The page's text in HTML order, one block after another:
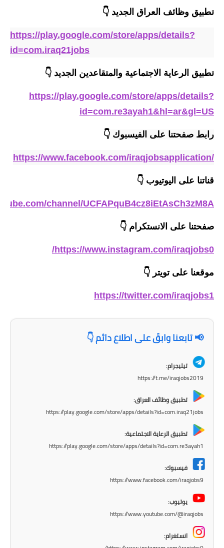
المرحلة المتوسطة
المرحلة الاعدادية
اسئلة وزارية
المرحلة الابتدائية
المرحلة الاعدادية
دروس
تطبيق وظائف العراق الجديد 👇
https://play.google.com/store/apps/details?
id=com.iraq21jobs
تطبيق الرعاية الاجتماعية والمتقاعدين الجديد 👇
https://play.google.com/store/apps/details?
id=com.re3ayah1&hl=ar&gl=US
رابط صفحتنا على الفيسبوك 👇
https://www.facebook.com/iraqjobsapplication/
قناتنا على اليوتيوب 👇
channel/UCFAPquB4cz8iEtAsCh3zM8A
صفحتنا على الانستكرام 👇
https://www.instagram.com/iraqjobs0/
موقعنا على تويتر 👇
https://twitter.com/iraqjobs1
📢 تابعنا وابقَ على اطلاع دائم 👇
تيليجرام:
https://t.me/iraqjobs2019
تطبيق وظائف العراق:
https://play.google.com/store/apps/details?id=com.iraq21jobs
تطبيق الرعاية الاجتماعية:
https://play.google.com/store/apps/details?id=com.re3ayah1
فيسبوك:
https://www.facebook.com/iraqjobs9
يوتيوب:
https://www.youtube.com/@iraqjobs
انستغرام: